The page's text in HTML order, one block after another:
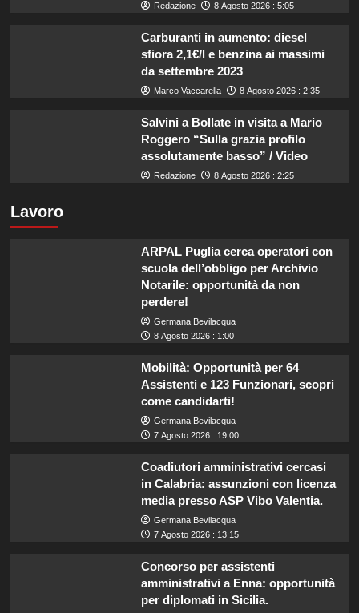
Redazione 8 Agosto 2026 : 5:05
Carburanti in aumento: diesel
sfiora 2,1€/l e benzina ai massimi
da settembre 2023
Marco Vaccarella 8 Agosto 2026 : 2:35
Salvini a Bollate in visita a Mario
Roggero “Sulla grazia profilo
assolutamente basso” / Video
Redazione 8 Agosto 2026 : 2:25
Lavoro
ARPAL Puglia cerca operatori con
scuola dell’obbligo per Archivio
Notarile: opportunità da non
perdere!
Germana Bevilacqua
8 Agosto 2026 : 1:00
Mobilità: Opportunità per 64
Assistenti e 123 Funzionari, scopri
come candidarti!
Germana Bevilacqua
7 Agosto 2026 : 19:00
Coadiutori amministrativi cercasi
in Calabria: assunzioni con licenza
media presso ASP Vibo Valentia.
Germana Bevilacqua
7 Agosto 2026 : 13:15
Concorso per assistenti
amministrativi a Enna: opportunità
per diplomati in Sicilia.